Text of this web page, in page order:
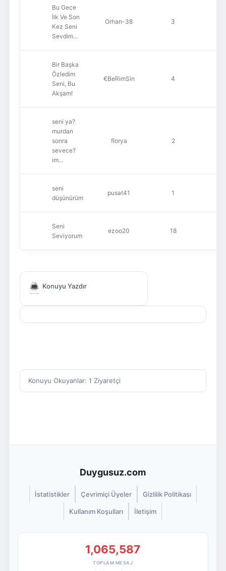
Bu Gece
İlk Ve Son
Kez Seni
Sevdim...
Orhan-38 3
Bir Başka
Özledim
Seni, Bu
Akşam!
€BeRimSin 4
seni ya?
murdan
sonra
sevece?
im...
florya 2
seni
düşünürüm
pusat41 1
Seni
Seviyorum
ezoo20 18
Konuyu Yazdır
Konuyu Okuyanlar: 1 Ziyaretçi
Duygusuz.com
İstatistikler Çevrimiçi Üyeler Gizlilik Politikası
Kullanım Koşulları İletişim
1,065,587
TOPLAM MESAJ